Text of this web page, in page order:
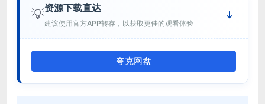
💡资源下载直达
建议使用官方APP转存，以获取更佳的观看体验
夸克网盘